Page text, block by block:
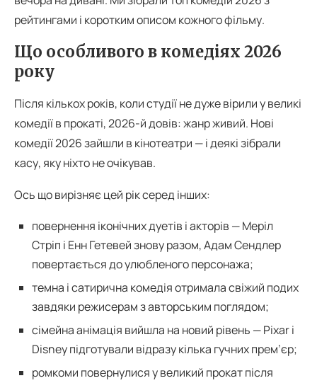
рейтингами і коротким описом кожного фільму.
Що особливого в комедіях 2026
року
Після кількох років, коли студії не дуже вірили у великі
комедії в прокаті, 2026-й довів: жанр живий. Нові
комедії 2026 зайшли в кінотеатри — і деякі зібрали
касу, яку ніхто не очікував.
Ось що вирізняє цей рік серед інших:
повернення іконічних дуетів і акторів — Меріл
Стріп і Енн Гетевей знову разом, Адам Сендлер
повертається до улюбленого персонажа;
темна і сатирична комедія отримала свіжий подих
завдяки режисерам з авторським поглядом;
сімейна анімація вийшла на новий рівень — Pixar і
Disney підготували відразу кілька гучних прем’єр;
ромкоми повернулися у великий прокат після